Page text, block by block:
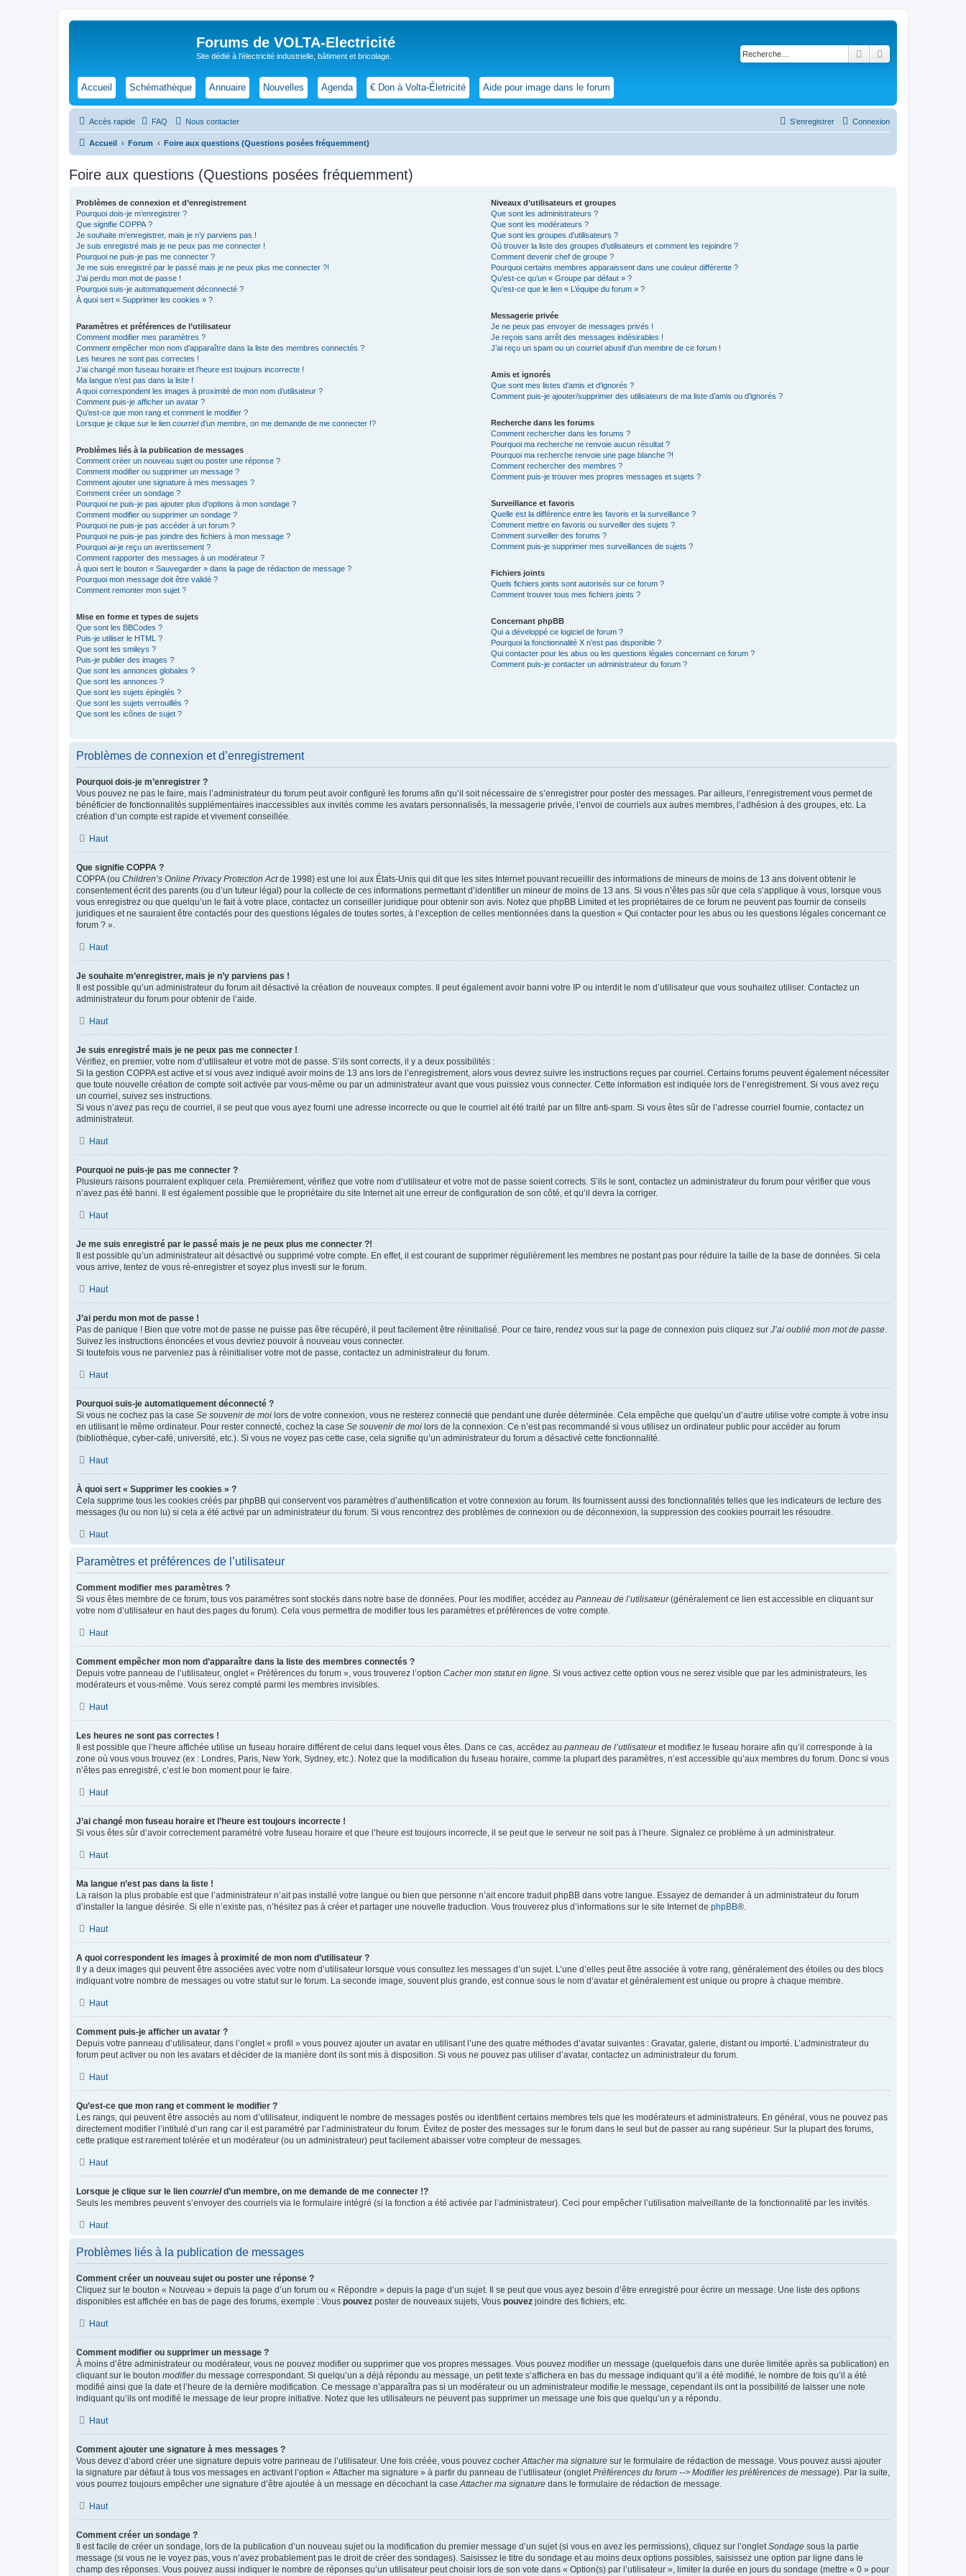
Forums de VOLTA-Electricité
Site dédié à l'électricité industrielle, bâtiment et bricolage. Rechercher
Accueil Schémathèque Annuaire Nouvelles Agenda € Don à Volta-Életricité Aide pour image dans le forum
Accès rapide FAQ Nous contacter Connexion
S’enregistrer
Accueil Forum Foire aux questions (Questions posées fréquemment)
Foire aux questions (Questions posées fréquemment)
Problèmes de connexion et d’enregistrement
Pourquoi dois-je m’enregistrer ?
Que signifie COPPA ?
Je souhaite m’enregistrer, mais je n’y parviens pas !
Je suis enregistré mais je ne peux pas me connecter !
Pourquoi ne puis-je pas me connecter ?
Je me suis enregistré par le passé mais je ne peux plus me connecter ?!
J’ai perdu mon mot de passe !
Pourquoi suis-je automatiquement déconnecté ?
À quoi sert « Supprimer les cookies » ?
Paramètres et préférences de l’utilisateur
Comment modifier mes paramètres ?
Comment empêcher mon nom d’apparaître dans la liste des membres connectés ?
Les heures ne sont pas correctes !
J’ai changé mon fuseau horaire et l’heure est toujours incorrecte !
Ma langue n’est pas dans la liste !
A quoi correspondent les images à proximité de mon nom d’utilisateur ?
Comment puis-je afficher un avatar ?
Qu’est-ce que mon rang et comment le modifier ?
Lorsque je clique sur le lien courrield’un membre, on me demande de me connecter !?
Problèmes liés à la publication de messages
Comment créer un nouveau sujet ou poster une réponse ?
Comment modifier ou supprimer un message ?
Comment ajouter une signature à mes messages ?
Comment créer un sondage ?
Pourquoi ne puis-je pas ajouter plus d’options à mon sondage ?
Comment modifier ou supprimer un sondage ?
Pourquoi ne puis-je pas accéder à un forum ?
Pourquoi ne puis-je pas joindre des fichiers à mon message ?
Pourquoi ai-je reçu un avertissement ?
Comment rapporter des messages à un modérateur ?
À quoi sert le bouton « Sauvegarder » dans la page de rédaction de message ?
Pourquoi mon message doit être validé ?
Comment remonter mon sujet ?
Mise en forme et types de sujets
Que sont les BBCodes ?
Puis-je utiliser le HTML ?
Que sont les smileys ?
Puis-je publier des images ?
Que sont les annonces globales ?
Que sont les annonces ?
Que sont les sujets épinglés ?
Que sont les sujets verrouillés ?
Que sont les icônes de sujet ?
Niveaux d’utilisateurs et groupes
Que sont les administrateurs ?
Que sont les modérateurs ?
Que sont les groupes d’utilisateurs ?
Où trouver la liste des groupes d’utilisateurs et comment les rejoindre ?
Comment devenir chef de groupe ?
Pourquoi certains membres apparaissent dans une couleur différente ?
Qu’est-ce qu’un « Groupe par défaut » ?
Qu’est-ce que le lien « L’équipe du forum » ?
Messagerie privée
Je ne peux pas envoyer de messages privés !
Je reçois sans arrêt des messages indésirables !
J’ai reçu un spam ou un courriel abusif d’un membre de ce forum !
Amis et ignorés
Que sont mes listes d’amis et d’ignorés ?
Comment puis-je ajouter/supprimer des utilisateurs de ma liste d’amis ou d’ignorés ?
Recherche dans les forums
Comment rechercher dans les forums ?
Pourquoi ma recherche ne renvoie aucun résultat ?
Pourquoi ma recherche renvoie une page blanche ?!
Comment rechercher des membres ?
Comment puis-je trouver mes propres messages et sujets ?
Surveillance et favoris
Quelle est la différence entre les favoris et la surveillance ?
Comment mettre en favoris ou surveiller des sujets ?
Comment surveiller des forums ?
Comment puis-je supprimer mes surveillances de sujets ?
Fichiers joints
Quels fichiers joints sont autorisés sur ce forum ?
Comment trouver tous mes fichiers joints ?
Concernant phpBB
Qui a développé ce logiciel de forum ?
Pourquoi la fonctionnalité X n’est pas disponible ?
Qui contacter pour les abus ou les questions légales concernant ce forum ?
Comment puis-je contacter un administrateur du forum ?
Problèmes de connexion et d’enregistrement
Pourquoi dois-je m’enregistrer ?
Vous pouvez ne pas le faire, mais l’administrateur du forum peut avoir configuré les forums afin qu’il soit nécessaire de s’enregistrer pour poster des messages. Par ailleurs, l’enregistrement vous permet de
bénéficier de fonctionnalités supplémentaires inaccessibles aux invités comme les avatars personnalisés, la messagerie privée, l’envoi de courriels aux autres membres, l’adhésion à des groupes, etc. La
création d’un compte est rapide et vivement conseillée.
Haut
Que signifie COPPA ?
COPPA (ou Children’s Online Privacy Protection Actde 1998) est une loi aux États-Unis qui dit que les sites Internet pouvant recueillir des informations de mineurs de moins de 13 ans doivent obtenir le
consentement écrit des parents (ou d’un tuteur légal) pour la collecte de ces informations permettant d’identifier un mineur de moins de 13 ans. Si vous n’êtes pas sûr que cela s’applique à vous, lorsque vous
vous enregistrez ou que quelqu’un le fait à votre place, contactez un conseiller juridique pour obtenir son avis. Notez que phpBB Limited et les propriétaires de ce forum ne peuvent pas fournir de conseils
juridiques et ne sauraient être contactés pour des questions légales de toutes sortes, à l’exception de celles mentionnées dans la question « Qui contacter pour les abus ou les questions légales concernant ce
forum ? ».
Haut
Je souhaite m’enregistrer, mais je n’y parviens pas !
Il est possible qu’un administrateur du forum ait désactivé la création de nouveaux comptes. Il peut également avoir banni votre IP ou interdit le nom d’utilisateur que vous souhaitez utiliser. Contactez un
administrateur du forum pour obtenir de l’aide.
Haut
Je suis enregistré mais je ne peux pas me connecter !
Vérifiez, en premier, votre nom d’utilisateur et votre mot de passe. S’ils sont corrects, il y a deux possibilités :
Si la gestion COPPA est active et si vous avez indiqué avoir moins de 13 ans lors de l’enregistrement, alors vous devrez suivre les instructions reçues par courriel. Certains forums peuvent également nécessiter
que toute nouvelle création de compte soit activée par vous-même ou par un administrateur avant que vous puissiez vous connecter. Cette information est indiquée lors de l’enregistrement. Si vous avez reçu
un courriel, suivez ses instructions.
Si vous n’avez pas reçu de courriel, il se peut que vous ayez fourni une adresse incorrecte ou que le courriel ait été traité par un filtre anti-spam. Si vous êtes sûr de l’adresse courriel fournie, contactez un
administrateur.
Haut
Pourquoi ne puis-je pas me connecter ?
Plusieurs raisons pourraient expliquer cela. Premièrement, vérifiez que votre nom d’utilisateur et votre mot de passe soient corrects. S’ils le sont, contactez un administrateur du forum pour vérifier que vous
n’avez pas été banni. Il est également possible que le propriétaire du site Internet ait une erreur de configuration de son côté, et qu’il devra la corriger.
Haut
Je me suis enregistré par le passé mais je ne peux plus me connecter ?!
Il est possible qu’un administrateur ait désactivé ou supprimé votre compte. En effet, il est courant de supprimer régulièrement les membres ne postant pas pour réduire la taille de la base de données. Si cela
vous arrive, tentez de vous ré-enregistrer et soyez plus investi sur le forum.
Haut
J’ai perdu mon mot de passe !
Pas de panique ! Bien que votre mot de passe ne puisse pas être récupéré, il peut facilement être réinitialisé. Pour ce faire, rendez vous sur la page de connexion puis cliquez sur J’ai oublié mon mot de passe
Suivez les instructions énoncées et vous devriez pouvoir à nouveau vous connecter.
Si toutefois vous ne parveniez pas à réinitialiser votre mot de passe, contactez un administrateur du forum.
Haut
Pourquoi suis-je automatiquement déconnecté ?
Si vous ne cochez pas la case Se souvenir de moi lors de votre connexion, vous ne resterez connecté que pendant une durée déterminée. Cela empêche que quelqu’un d’autre utilise votre compte à votre insu
en utilisant le même ordinateur. Pour rester connecté, cochez la case Se souvenir de moi lors de la connexion. Ce n’est pas recommandé si vous utilisez un ordinateur public pour accéder au forum
(bibliothèque, cyber-café, université, etc.). Si vous ne voyez pas cette case, cela signifie qu’un administrateur du forum a désactivé cette fonctionnalité.
Haut
À quoi sert « Supprimer les cookies » ?
Cela supprime tous les cookies créés par phpBB qui conservent vos paramètres d’authentification et votre connexion au forum. Ils fournissent aussi des fonctionnalités telles que les indicateurs de lecture des
messages (lu ou non lu) si cela a été activé par un administrateur du forum. Si vous rencontrez des problèmes de connexion ou de déconnexion, la suppression des cookies pourrait les résoudre.
Haut
Paramètres et préférences de l’utilisateur
Comment modifier mes paramètres ?
Si vous êtes membre de ce forum, tous vos paramètres sont stockés dans notre base de données. Pour les modifier, accédez au Panneau de l’utilisateur(généralement ce lien est accessible en cliquant sur
votre nom d’utilisateur en haut des pages du forum). Cela vous permettra de modifier tous les paramètres et préférences de votre compte.
Haut
Comment empêcher mon nom d’apparaître dans la liste des membres connectés ?
Depuis votre panneau de l’utilisateur, onglet « Préférences du forum », vous trouverez l’option Cacher mon statut en ligne . Si vous activez cette option vous ne serez visible que par les administrateurs, les
modérateurs et vous-même. Vous serez compté parmi les membres invisibles.
Haut
Les heures ne sont pas correctes !
Il est possible que l’heure affichée utilise un fuseau horaire différent de celui dans lequel vous êtes. Dans ce cas, accédez au panneau de l’utilisateuret modifiez le fuseau horaire afin qu’il corresponde à la
zone où vous vous trouvez (ex : Londres, Paris, New York, Sydney, etc.). Notez que la modification du fuseau horaire, comme la plupart des paramètres, n’est accessible qu’aux membres du forum. Donc si vous
n’êtes pas enregistré, c’est le bon moment pour le faire.
Haut
J’ai changé mon fuseau horaire et l’heure est toujours incorrecte !
Si vous êtes sûr d’avoir correctement paramétré votre fuseau horaire et que l’heure est toujours incorrecte, il se peut que le serveur ne soit pas à l’heure. Signalez ce problème à un administrateur.
Haut
Ma langue n’est pas dans la liste !
La raison la plus probable est que l’administrateur n’ait pas installé votre langue ou bien que personne n’ait encore traduit phpBB dans votre langue. Essayez de demander à un administrateur du forum
d’installer la langue désirée. Si elle n’existe pas, n’hésitez pas à créer et partager une nouvelle traduction. Vous trouverez plus d’informations sur le site Internet de phpBB®.
Haut
A quoi correspondent les images à proximité de mon nom d’utilisateur ?
Il y a deux images qui peuvent être associées avec votre nom d’utilisateur lorsque vous consultez les messages d’un sujet. L’une d’elles peut être associée à votre rang, généralement des étoiles ou des blocs
indiquant votre nombre de messages ou votre statut sur le forum. La seconde image, souvent plus grande, est connue sous le nom d’avatar et généralement est unique ou propre à chaque membre.
Haut
Comment puis-je afficher un avatar ?
Depuis votre panneau d’utilisateur, dans l’onglet « profil » vous pouvez ajouter un avatar en utilisant l’une des quatre méthodes d’avatar suivantes : Gravatar, galerie, distant ou importé. L’administrateur du
forum peut activer ou non les avatars et décider de la manière dont ils sont mis à disposition. Si vous ne pouvez pas utiliser d’avatar, contactez un administrateur du forum.
Haut
Qu’est-ce que mon rang et comment le modifier ?
Les rangs, qui peuvent être associés au nom d’utilisateur, indiquent le nombre de messages postés ou identifient certains membres tels que les modérateurs et administrateurs. En général, vous ne pouvez pas
directement modifier l’intitulé d’un rang car il est paramétré par l’administrateur du forum. Évitez de poster des messages sur le forum dans le seul but de passer au rang supérieur. Sur la plupart des forums,
cette pratique est rarement tolérée et un modérateur (ou un administrateur) peut facilement abaisser votre compteur de messages.
Haut
Lorsque je clique sur le lien courrield’un membre, on me demande de me connecter !?
Seuls les membres peuvent s’envoyer des courriels via le formulaire intégré (si la fonction a été activée par l’administrateur). Ceci pour empêcher l’utilisation malveillante de la fonctionnalité par les invités.
Haut
Problèmes liés à la publication de messages
Comment créer un nouveau sujet ou poster une réponse ?
Cliquez sur le bouton « Nouveau » depuis la page d’un forum ou « Répondre » depuis la page d’un sujet. Il se peut que vous ayez besoin d’être enregistré pour écrire un message. Une liste des options
disponibles est affichée en bas de page des forums, exemple : Vous pouvez poster de nouveaux sujets, Vous pouvez joindre des fichiers, etc.
Haut
Comment modifier ou supprimer un message ?
À moins d’être administrateur ou modérateur, vous ne pouvez modifier ou supprimer que vos propres messages. Vous pouvez modifier un message (quelquefois dans une durée limitée après sa publication) en
cliquant sur le bouton modifierdu message correspondant. Si quelqu’un a déjà répondu au message, un petit texte s’affichera en bas du message indiquant qu’il a été modifié, le nombre de fois qu’il a été
modifié ainsi que la date et l’heure de la dernière modification. Ce message n’apparaîtra pas si un modérateur ou un administrateur modifie le message, cependant ils ont la possibilité de laisser une note
indiquant qu’ils ont modifié le message de leur propre initiative. Notez que les utilisateurs ne peuvent pas supprimer un message une fois que quelqu’un y a répondu.
Haut
Comment ajouter une signature à mes messages ?
Vous devez d’abord créer une signature depuis votre panneau de l’utilisateur. Une fois créée, vous pouvez cocher Attacher ma signature sur le formulaire de rédaction de message. Vous pouvez aussi ajouter
la signature par défaut à tous vos messages en activant l’option « Attacher ma signature » à partir du panneau de l’utilisateur (onglet Préférences du forum --> Modifier les préférences de message). Par la suite,
vous pourrez toujours empêcher une signature d’être ajoutée à un message en décochant la case Attacher ma signature dans le formulaire de rédaction de message.
Haut
Comment créer un sondage ?
Il est facile de créer un sondage, lors de la publication d’un nouveau sujet ou la modification du premier message d’un sujet (si vous en avez les permissions), cliquez sur l’onglet Sondage sous la partie
message (si vous ne le voyez pas, vous n’avez probablement pas le droit de créer des sondages). Saisissez le titre du sondage et au moins deux options possibles, saisissez une option par ligne dans le
champ des réponses. Vous pouvez aussi indiquer le nombre de réponses qu’un utilisateur peut choisir lors de son vote dans « Option(s) par l’utilisateur », limiter la durée en jours du sondage (mettre « 0 » pour